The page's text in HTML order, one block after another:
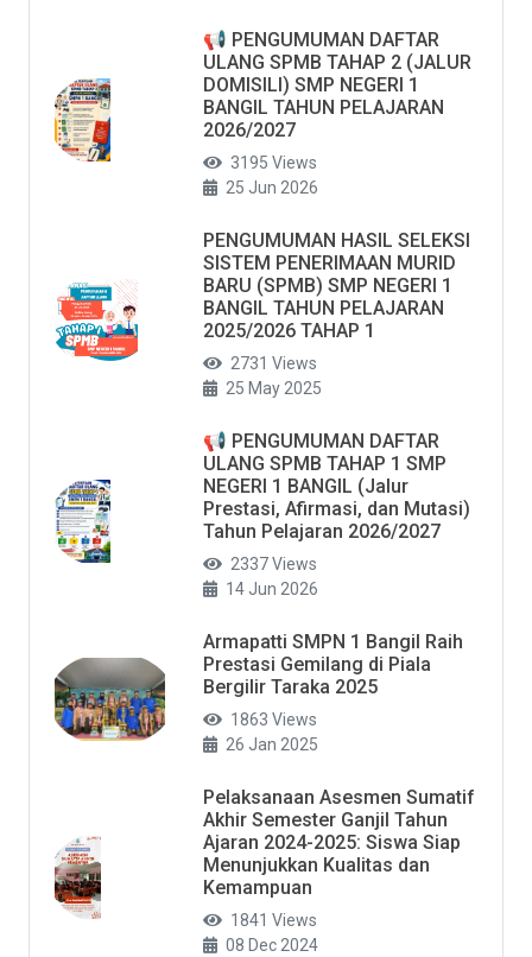
📢 PENGUMUMAN DAFTAR
ULANG SPMB TAHAP 2 (JALUR
DOMISILI) SMP NEGERI 1
BANGIL TAHUN PELAJARAN
2026/2027
3195 Views
25 Jun 2026
PENGUMUMAN HASIL SELEKSI
SISTEM PENERIMAAN MURID
BARU (SPMB) SMP NEGERI 1
BANGIL TAHUN PELAJARAN
2025/2026 TAHAP 1
2731 Views
25 May 2025
📢 PENGUMUMAN DAFTAR
ULANG SPMB TAHAP 1 SMP
NEGERI 1 BANGIL (Jalur
Prestasi, Afirmasi, dan Mutasi)
Tahun Pelajaran 2026/2027
2337 Views
14 Jun 2026
Armapatti SMPN 1 Bangil Raih
Prestasi Gemilang di Piala
Bergilir Taraka 2025
1863 Views
26 Jan 2025
Pelaksanaan Asesmen Sumatif
Akhir Semester Ganjil Tahun
Ajaran 2024-2025: Siswa Siap
Menunjukkan Kualitas dan
Kemampuan
1841 Views
08 Dec 2024